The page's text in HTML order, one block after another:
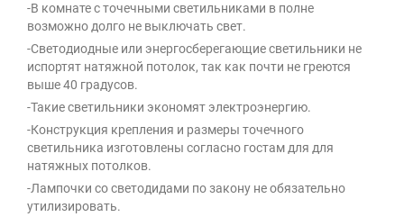
-В комнате с точечными светильниками в полне
возможно долго не выключать свет.
-Светодиодные или энергосберегающие светильники не
испортят натяжной потолок, так как почти не греются
выше 40 градусов.
-Такие светильники экономят электроэнергию.
-Конструкция крепления и размеры точечного
светильника изготовлены согласно гостам для для
натяжных потолков.
-Лампочки со светодидами по закону не обязательно
утилизировать.